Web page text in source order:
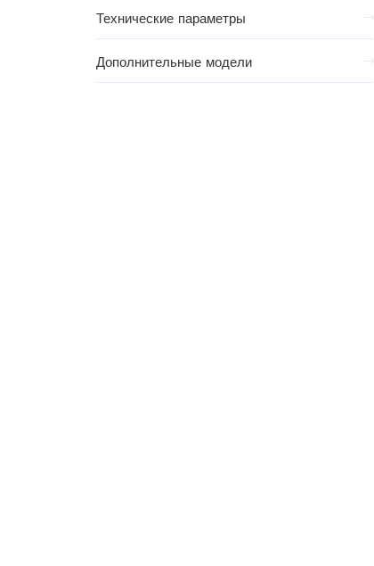
Технические параметры
Дополнительные модели